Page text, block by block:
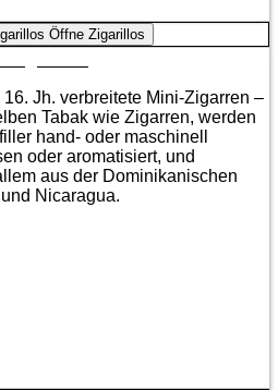
Öffne Zigarillos
Jh. verbreitete Mini-Zigarren –
Tabak wie Zigarren, werden
hand- oder maschinell
oder aromatisiert, und
aus der Dominikanischen
Nicaragua.